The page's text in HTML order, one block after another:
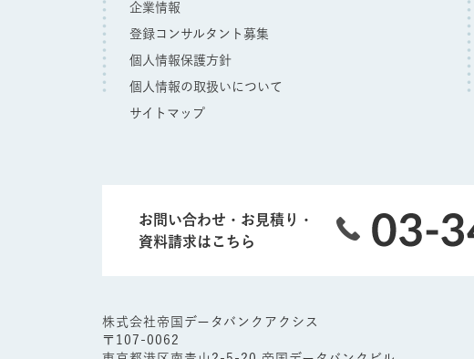
企業情報
登録コンサルタント募集
個人情報保護方針
個人情報の取扱いについて
サイトマップ
お問い合わせ・お見積り・
資料請求はこちら
株式会社帝国データバンクアクシス
〒107-0062